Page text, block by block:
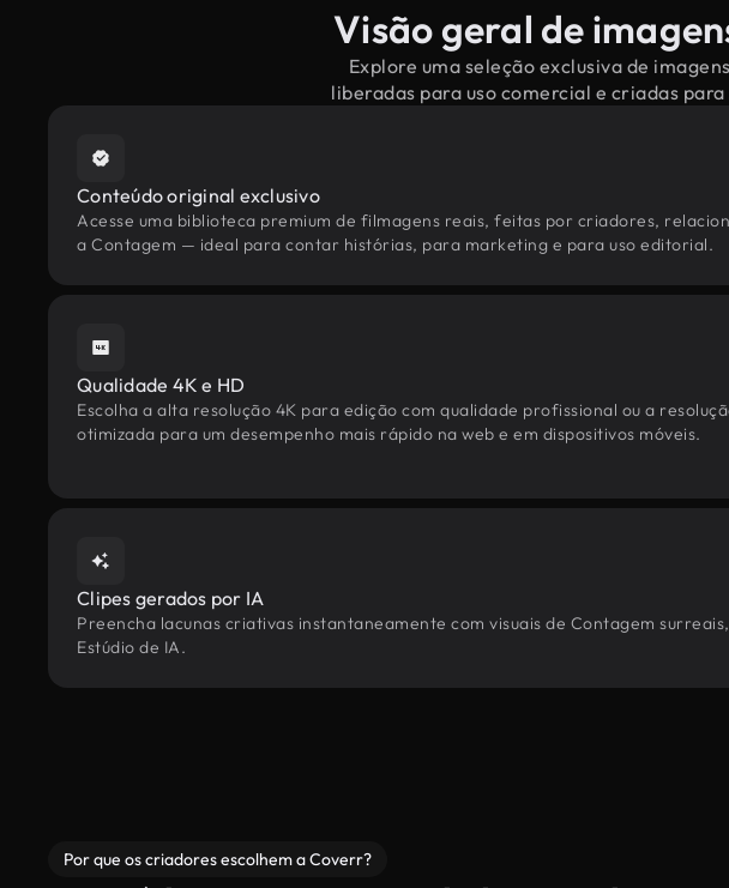
Visão geral de
Explore uma seleção exclusiva de
liberadas para uso comercial e criadas
Conteúdo original exclusivo
Acesse uma biblioteca premium de filmagens reais, feitas por criadores,
a Contagem — ideal para contar histórias, para marketing e para uso editorial.
Qualidade 4K e HD
Escolha a alta resolução 4K para edição com qualidade profissional ou a
otimizada para um desempenho mais rápido na web e em dispositivos móveis.
Clipes gerados por IA
Preencha lacunas criativas instantaneamente com visuais de Contagem
Estúdio de IA.
Por que os criadores escolhem a Coverr?